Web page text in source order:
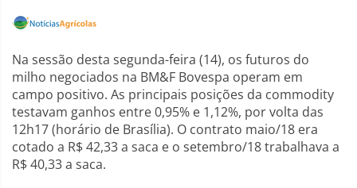
Na sessão desta segunda-feira (14), os futuros do
milho negociados na BM&F Bovespa operam em
campo positivo. As principais posições da commodity
testavam ganhos entre 0,95% e 1,12%, por volta das
12h17 (horário de Brasília). O contrato maio/18 era
cotado a R$ 42,33 a saca e o setembro/18 trabalhava a
R$ 40,33 a saca.